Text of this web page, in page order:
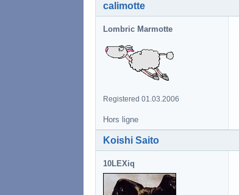
calimotte
Lombric Marmotte
Registered 01.03.2006
Hors ligne
Koishi Saito
10LEXiq